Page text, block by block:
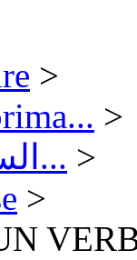
>
>
CE2 / السنة الثاني... >
>